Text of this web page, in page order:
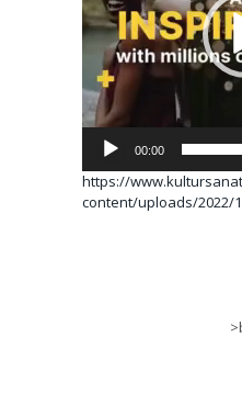
00:00
https://
content/uploads/2022/